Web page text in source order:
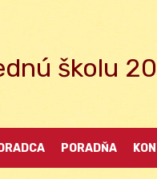
školu
PORADŇA